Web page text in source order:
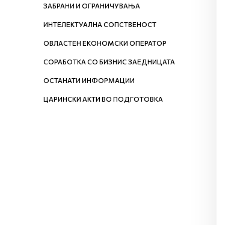
ЗАБРАНИ И ОГРАНИЧУВАЊА
ИНТЕЛЕКТУАЛНА СОПСТВЕНОСТ
ОВЛАСТЕН ЕКОНОМСКИ ОПЕРАТОР
СОРАБОТКА СО БИЗНИС ЗАЕДНИЦАТА
ОСТАНАТИ ИНФОРМАЦИИ
ЦАРИНСКИ АКТИ ВО ПОДГОТОВКА